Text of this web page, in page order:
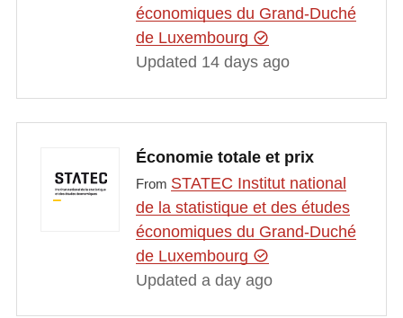
économiques du Grand-Duché
de Luxembourg
Updated 14 days ago
Économie totale et prix
From STATEC Institut national
de la statistique et des études
économiques du Grand-Duché
de Luxembourg
Updated a day ago